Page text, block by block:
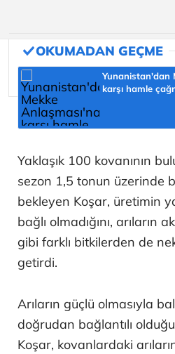
Yunanistan'dan
karşı hamle
Yaklaşık 100 kovanının
sezon 1,5 tonun üzerinde
bekleyen Koşar, üretimin
bağlı olmadığını, arıların
gibi farklı bitkilerden de
getirdi.
Arıların güçlü olmasıyla
doğrudan bağlantılı
Koşar, kovanlardaki